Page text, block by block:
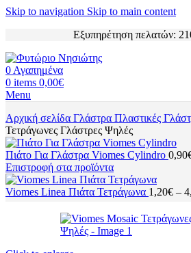
Skip to navigation Skip to main content
Εξυπηρέτηση πελατών:
0 Αγαπημένα
0 items 0,00€
Menu
Αρχική σελίδα Γλάστρα Πλαστικές
Τετράγωνες Γλάστρες Ψηλές
Πιάτο Για Γλάστρα Viomes Cylindro 0,90
Επιστροφή στα προϊόντα
Viomes Linea Πιάτα Τετράγωνα 1,20€ –